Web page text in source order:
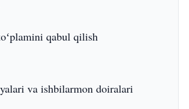
qabul qilish
va ishbilarmon doiralari